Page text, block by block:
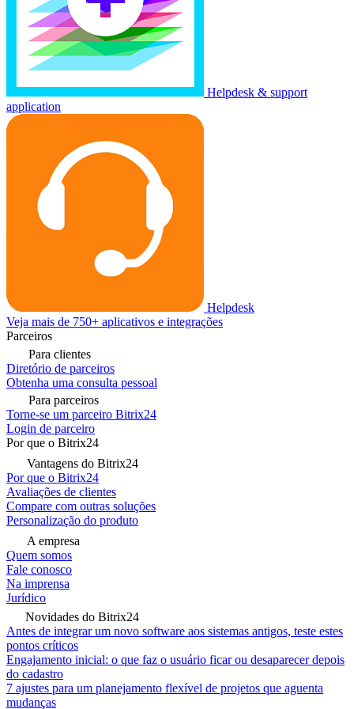
Helpdesk & support
application
Helpdesk
Veja mais de 750+ aplicativos e integrações
Parceiros
Para clientes
Diretório de parceiros
Obtenha uma consulta pessoal
Para parceiros
Torne-se um parceiro Bitrix24
Login de parceiro
Por que o Bitrix24
Vantagens do Bitrix24
Por que o Bitrix24
Avaliações de clientes
Compare com outras soluções
Personalização do produto
A empresa
Quem somos
Fale conosco
Na imprensa
Jurídico
Novidades do Bitrix24
Antes de integrar um novo software aos sistemas antigos, teste estes
pontos críticos
Engajamento inicial: o que faz o usuário ficar ou desaparecer depois
do cadastro
7 ajustes para um planejamento flexível de projetos que aguenta
mudanças